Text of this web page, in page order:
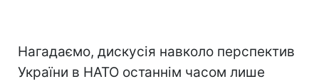
Нагадаємо, дискусія навколо перспектив
України в НАТО останнім часом лише